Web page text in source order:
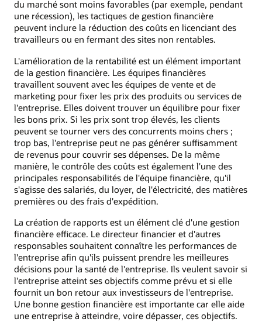
du marché sont moins favorables (par exemple, pendant
une récession), les tactiques de gestion financière
peuvent inclure la réduction des coûts en licenciant des
travailleurs ou en fermant des sites non rentables.
L'amélioration de la rentabilité est un élément important
de la gestion financière. Les équipes financières
travaillent souvent avec les équipes de vente et de
marketing pour fixer les prix des produits ou services de
l'entreprise. Elles doivent trouver un équilibre pour fixer
les bons prix. Si les prix sont trop élevés, les clients
peuvent se tourner vers des concurrents moins chers ;
trop bas, l'entreprise peut ne pas générer suffisamment
de revenus pour couvrir ses dépenses. De la même
manière, le contrôle des coûts est également l'une des
principales responsabilités de l'équipe financière, qu'il
s'agisse des salariés, du loyer, de l'électricité, des matières
premières ou des frais d'expédition.
La création de rapports est un élément clé d'une gestion
financière efficace. Le directeur financier et d'autres
responsables souhaitent connaître les performances de
l'entreprise afin qu'ils puissent prendre les meilleures
décisions pour la santé de l'entreprise. Ils veulent savoir si
l'entreprise atteint ses objectifs comme prévu et si elle
fournit un bon retour aux investisseurs de l'entreprise.
Une bonne gestion financière est importante car elle aide
une entreprise à atteindre, voire dépasser, ces objectifs.